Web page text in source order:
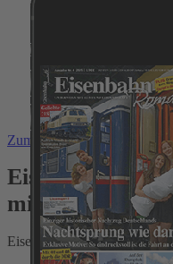
Zum Anfang der
Eisenbahn
mit Geschenk für
Eisenbahn Romantik -